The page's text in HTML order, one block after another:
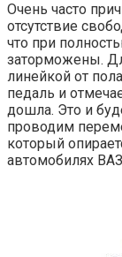
Очень часто
отсутствие
что при
заторможены.
линейкой от
педаль и
дошла. Это и
проводим
который
автомобилях